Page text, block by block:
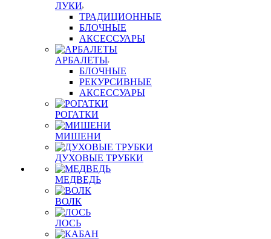
ЛУКИ
ТРАДИЦИОННЫЕ
БЛОЧНЫЕ
АКСЕССУАРЫ
АРБАЛЕТЫ
БЛОЧНЫЕ
РЕКУРСИВНЫЕ
АКСЕССУАРЫ
РОГАТКИ
МИШЕНИ
ДУХОВЫЕ ТРУБКИ
МЕДВЕДЬ
ВОЛК
ЛОСЬ